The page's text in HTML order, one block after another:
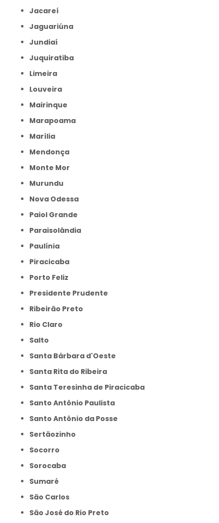
Jacareí
Jaguariúna
Jundiaí
Juquiratiba
Limeira
Louveira
Mairinque
Marapoama
Marília
Mendonça
Monte Mor
Murundu
Nova Odessa
Paiol Grande
Paraisolândia
Paulínia
Piracicaba
Porto Feliz
Presidente Prudente
Ribeirão Preto
Rio Claro
Salto
Santa Bárbara d'Oeste
Santa Rita do Ribeira
Santa Teresinha de Piracicaba
Santo Antônio Paulista
Santo Antônio da Posse
Sertãozinho
Socorro
Sorocaba
Sumaré
São Carlos
São José do Rio Preto